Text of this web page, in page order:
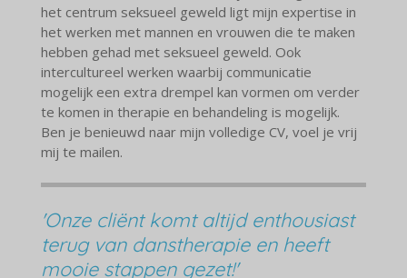
het centrum seksueel geweld ligt mijn expertise in
het werken met mannen en vrouwen die te maken
hebben gehad met seksueel geweld. Ook
intercultureel werken waarbij communicatie
mogelijk een extra drempel kan vormen om verder
te komen in therapie en behandeling is mogelijk.
Ben je benieuwd naar mijn volledige CV, voel je vrij
mij te mailen.
'Onze cliënt komt altijd enthousiast
terug van danstherapie en heeft
mooie stappen gezet!'